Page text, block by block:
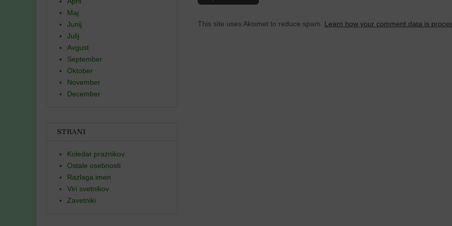
This site uses Akismet to reduce spam. Learn how your comment data is
Maj
Junij
Julij
Avgust
September
Oktober
November
December
STRANI
Koledar praznikov
Ostale osebnosti
Razlaga imen
Viri svetnikov
Zavetniki